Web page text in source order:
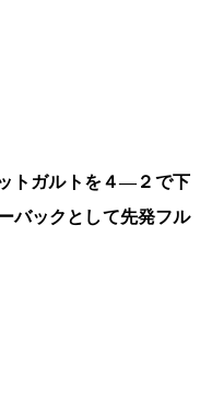
トガルトを４―２で下
バックとして先発フル